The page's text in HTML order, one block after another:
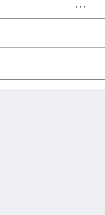
. . .